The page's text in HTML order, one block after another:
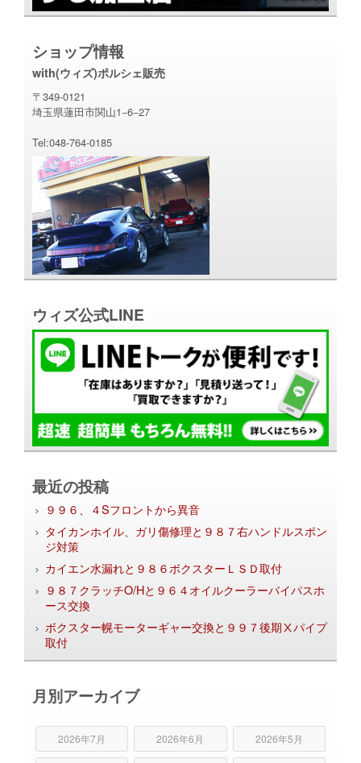
ショップ情報
with(ウィズ)ポルシェ販売
〒349-0121
埼玉県蓮田市関山1−6−27
Tel:048-764-0185
ウィズ公式LINE
最近の投稿
９９６、４Sフロントから異音
タイカンホイル、ガリ傷修理と９８７右ハンドルスポン
ジ対策
カイエン水漏れと９８６ボクスターＬＳＤ取付
９８７クラッチO/Hと９６４オイルクーラーバイパスホ
ース交換
ボクスター幌モーターギャー交換と９９７後期Ⅹパイプ
取付
月別アーカイブ
2026年7月 2026年6月 2026年5月